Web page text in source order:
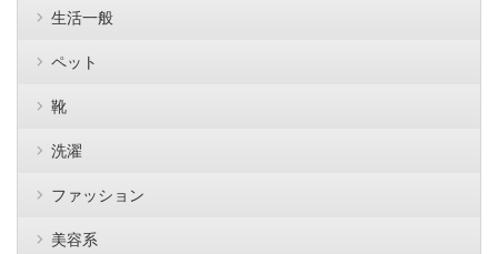
生活一般
ペット
靴
洗濯
ファッション
美容系